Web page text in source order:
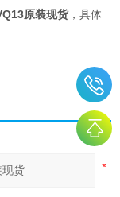
原装现货，具体